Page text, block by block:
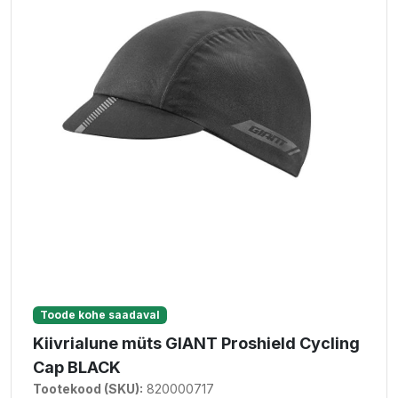
Toode kohe saadaval
Kiivrialune müts GIANT Proshield Cycling
Cap BLACK
Tootekood (SKU): 820000717